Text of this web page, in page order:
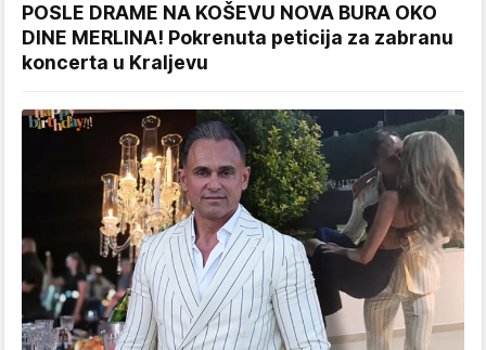
POSLE DRAME NA KOŠEVU NOVA BURA OKO
DINE MERLINA! Pokrenuta peticija za zabranu
koncerta u Kraljevu